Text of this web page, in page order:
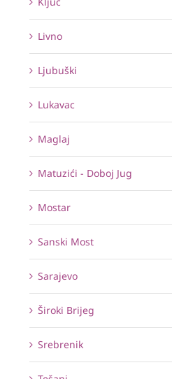
Livno
Ljubuški
Lukavac
Maglaj
Matuzići - Doboj Jug
Mostar
Sanski Most
Sarajevo
Široki Brijeg
Srebrenik